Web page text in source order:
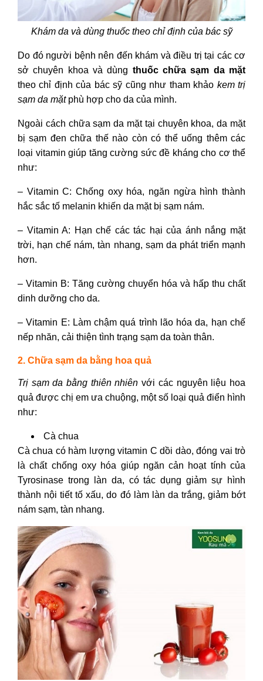
Khám da và dùng thuốc theo chỉ định của bác sỹ
Do đó người bệnh nên đến khám và điều trị tại các cơ
sở chuyên khoa và dùng thuốc chữa sạm da mặt
theo chỉ định của bác sỹ cũng như tham khảo kem trị
sạm da mặt phù hợp cho da của mình.
Ngoài cách chữa sạm da mặt tại chuyên khoa,da mặt
bị sạm đen chữa thế nào còn có thể uống thêm các
loại vitamin giúp tăng cường sức đề kháng cho cơ thể
như:
– Vitamin C: Chống oxy hóa, ngăn ngừa hình thành
hắc sắc tố melanin khiến da mặt bị sạm nám.
– Vitamin A: Hạn chế các tác hại của ánh nắng mặt
trời, hạn chế nám, tàn nhang, sạm da phát triển mạnh
hơn.
– Vitamin B: Tăng cường chuyển hóa và hấp thu chất
dinh dưỡng cho da.
– Vitamin E: Làm chậm quá trình lão hóa da, hạn chế
nếp nhăn, cải thiện tình trạng sạm da toàn thân.
2. Chữa sạm da bằng hoa quả
Trị sạm da bằng thiên nhiên với các nguyên liệu hoa
quả được chị em ưa chuộng, một số loại quả điển hình
như:
Cà chua
Cà chua có hàm lượng vitamin C dồi dào, đóng vai trò
là chất chống oxy hóa giúp ngăn cản hoạt tính của
Tyrosinase trong làn da, có tác dụng giảm sự hình
thành nội tiết tố xấu, do đó làm làn da trắng, giảm bớt
nám sạm, tàn nhang.